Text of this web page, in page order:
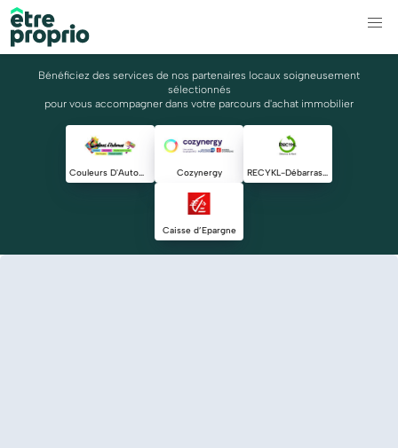
Bénéficiez des services de nos partenaires locaux soigneusement
sélectionnés
pour vous accompagner dans votre parcours d'achat immobilier
Couleurs D'Automne Cozynergy RECYKL-Débarras du Nord
Caisse d’Epargne